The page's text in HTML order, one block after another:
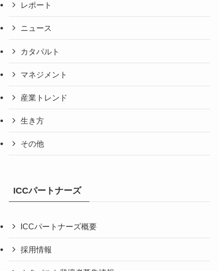
レポート
ニュース
カタパルト
マネジメント
産業トレンド
生き方
その他
ICCパートナーズ
ICCパートナーズ概要
採用情報